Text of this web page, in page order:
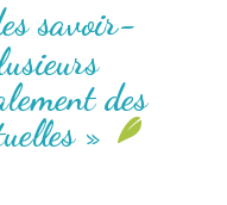
savoir-
des
»